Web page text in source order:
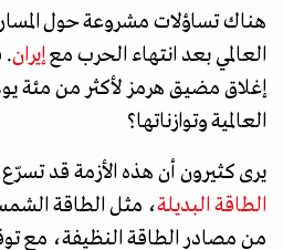
هناك تساؤلات مشروعة حول
العالمي بعد انتهاء الحرب معإيران.
إغلاق مضيق هرمز لأكثر من مئة
العالمية وتوازناتها؟
يرى كثيرون أن هذه الأزمة قد
الطاقة البديلة، مثل الطاقة
من مصادر الطاقة النظيفة، مع